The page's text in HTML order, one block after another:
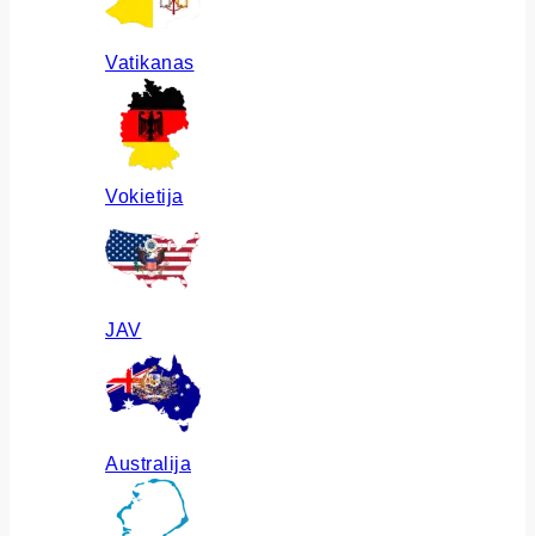
Vatikanas
Vokietija
JAV
Australija